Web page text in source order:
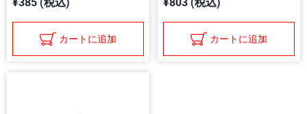
カートに追加 カートに追加